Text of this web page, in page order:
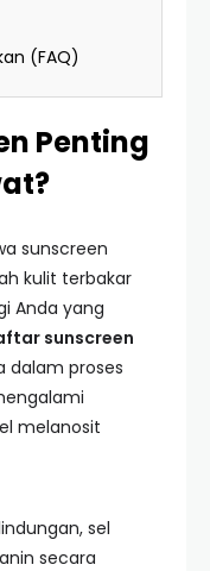
(FAQ)
Penting
sunscreen
kulit terbakar
Anda yang
sunscreen
dalam proses
melanosit
sel
secara